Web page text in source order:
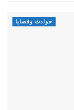
حوادث وقضايا